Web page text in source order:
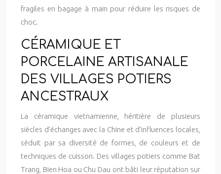
fragiles en bagage à main pour réduire les risques de
choc.
CÉRAMIQUE ET
PORCELAINE ARTISANALE
DES VILLAGES POTIERS
ANCESTRAUX
La céramique vietnamienne, héritière de plusieurs
siècles d’échanges avec la Chine et d’influences locales,
séduit par sa diversité de formes, de couleurs et de
techniques de cuisson. Des villages potiers comme Bat
Trang, Bien Hoa ou Chu Dau ont bâti leur réputation sur